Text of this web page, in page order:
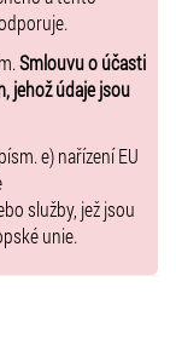
Smlouvu o účasti
jehož údaje jsou
e) nařízení EU
služby, jež jsou
unie.